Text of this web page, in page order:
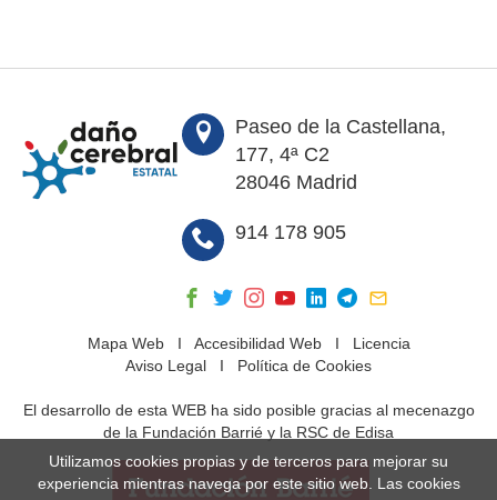
Paseo de la Castellana,
177, 4ª C2
28046 Madrid
914 178 905
Mapa WebI Accesibilidad WebI Licencia
Aviso Legal I Política de Cookies
El desarrollo de esta WEB ha sido posible gracias al mecenazgo
de la Fundación Barrié y la RSC de Edisa
Utilizamos cookies propias y de terceros para mejorar su
experiencia mientras navega por este sitio web. Las cookies